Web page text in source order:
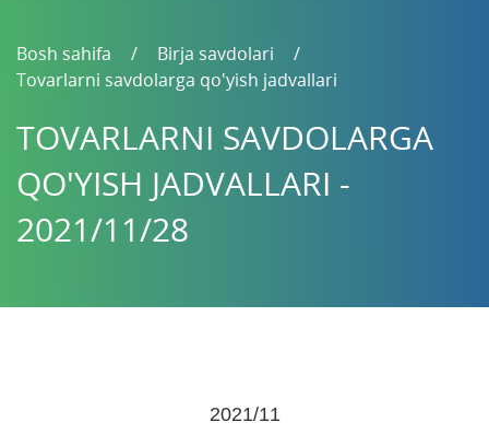
Bosh sahifa
Birja savdolari
Tovarlarni savdolarga qo'yish jadvallari
TOVARLARNI SAVDOLARGA
QO'YISH JADVALLARI -
2021/11/28
2021/11